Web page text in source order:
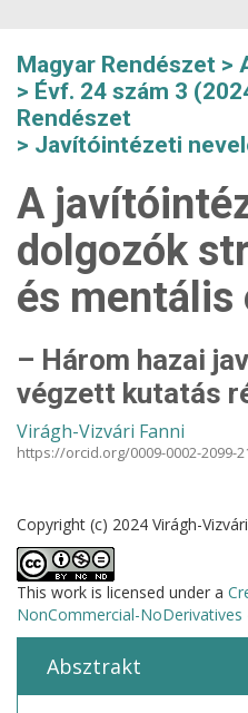
Magyar Rendészet
Évf. 24 szám 3
Rendészet
Javítóintézeti
A
dolgozók
és mentális
– Három hazai
végzett kutatás
Virágh-Vizvári Fanni
https://orcid.org/0009-0002-2099-
Copyright (c) 2024 Virágh-
This work is licensed under a
NonCommercial-NoDerivatives
Absztrakt